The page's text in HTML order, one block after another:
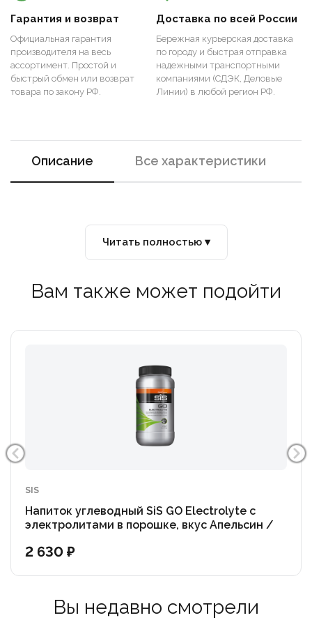
Гарантия и возврат
Официальная гарантия
производителя на весь
ассортимент. Простой и
быстрый обмен или возврат
товара по закону РФ.
Доставка по всей России
Бережная курьерская доставка
по городу и быстрая отправка
надежными транспортными
компаниями (СДЭК, Деловые
Линии) в любой регион РФ.
Описание Все характеристики
Читать полностью ▾
Вам также может подойти
SIS
Напиток углеводный SiS GO Electrolyte с
электролитами в порошке, вкус Апельсин /
2 630 ₽
Вы недавно смотрели